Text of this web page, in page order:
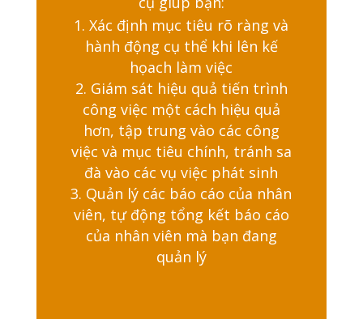
Xác định mục tiêu rõ ràng và
hành động cụ thể khi lên kế
họach làm việc
Giám sát hiệu quả tiến trình
công việc một cách hiệu quả
hơn, tập trung vào các công
việc và mục tiêu chính, tránh sa
đà vào các vụ việc phát sinh
Quản lý các báo cáo của nhân
viên, tự động tổng kết báo cáo
của nhân viên mà bạn đang
quản lý